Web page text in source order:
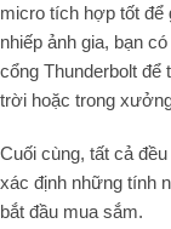
micro tích hợp tốt để
nhiếp ảnh gia, bạn
cổng Thunderbolt để
trời hoặc trong
Cuối cùng, tất cả
xác định những tính
bắt đầu mua sắm.